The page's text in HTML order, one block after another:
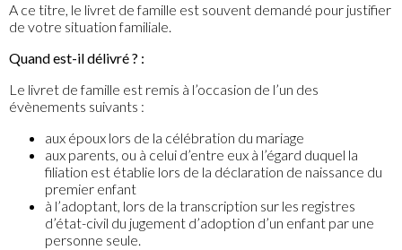
A ce titre, le livret de famille est souvent demandé pour justifier
de votre situation familiale.
Quand est-il délivré ? :
Le livret de famille est remis à l’occasion de l’un des
évènements suivants :
aux époux lors de la célébration du mariage
aux parents, ou à celui d’entre eux à l’égard duquel la
filiation est établie lors de la déclaration de naissance du
premier enfant
à l’adoptant, lors de la transcription sur les registres
d’état-civil du jugement d’adoption d’un enfant par une
personne seule.